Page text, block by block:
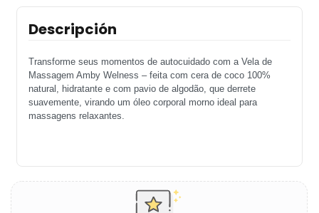
Descripción
Transforme seus momentos de autocuidado com a Vela de
Massagem Amby Welness – feita com cera de coco 100%
natural, hidratante e com pavio de algodão, que derrete
suavemente, virando um óleo corporal morno ideal para
massagens relaxantes.